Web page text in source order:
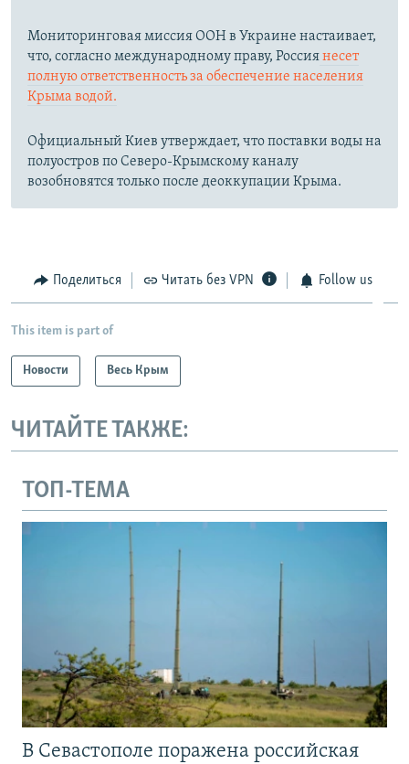
Мониторинговая миссия ООН в Украине настаивает,
что, согласно международному праву, Россиянесет
полную ответственность за обеспечение населения
Крыма водой.
Официальный Киев утверждает, что поставки воды на
полуостров по Северо-Крымскому каналу
возобновятся только после деоккупации Крыма.
Поделиться Читать без VPN Follow us
This item is part of
Новости Весь Крым
ЧИТАЙТЕ ТАКЖЕ:
ТОП-ТЕМА
В Севастополе поражена российская